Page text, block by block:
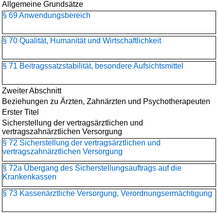
Allgemeine Grundsätze
§ 69 Anwendungsbereich
§ 70 Qualität, Humanität und Wirtschaftlichkeit
§ 71 Beitragssatzstabilität, besondere Aufsichtsmittel
Zweiter Abschnitt
Beziehungen zu Ärzten, Zahnärzten und Psychotherapeuten
Erster Titel
Sicherstellung der vertragsärztlichen und
vertragszahnärztlichen Versorgung
§ 72 Sicherstellung der vertragsärztlichen und
vertragszahnärztlichen Versorgung
§ 72a Übergang des Sicherstellungsauftrags auf die
Krankenkassen
§ 73 Kassenärztliche Versorgung, Verordnungsermächtigung